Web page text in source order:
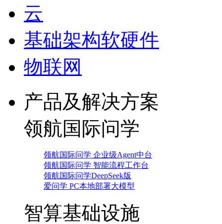
云
基础架构软硬件
物联网
产品及解决方案
领航国际问学
领航国际问学 企业级Agent中台
领航国际问学 智能流程工作台
领航国际问学DeepSeek版
爱问学 PC本地部署大模型
智算基础设施